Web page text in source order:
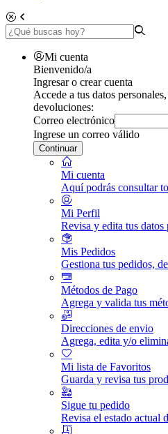
Mi cuenta
Bienvenido/a
Ingresar o crear cuenta
Accede a tus datos
devoluciones:
Correo electrónico
Ingrese un correo válido
Continuar
Mi cuenta
Aquí podrás consultar
Mi Perfil
Revisa y edita tus datos
Mis Pedidos
Gestiona tus pedidos,
Métodos de Pago
Agrega y valida tus
Direcciones de envio
Agrega, edita y/o
Mi lista de Favoritos
Guarda y revisa tus
Sigue tu pedido
Revisa el estado actual